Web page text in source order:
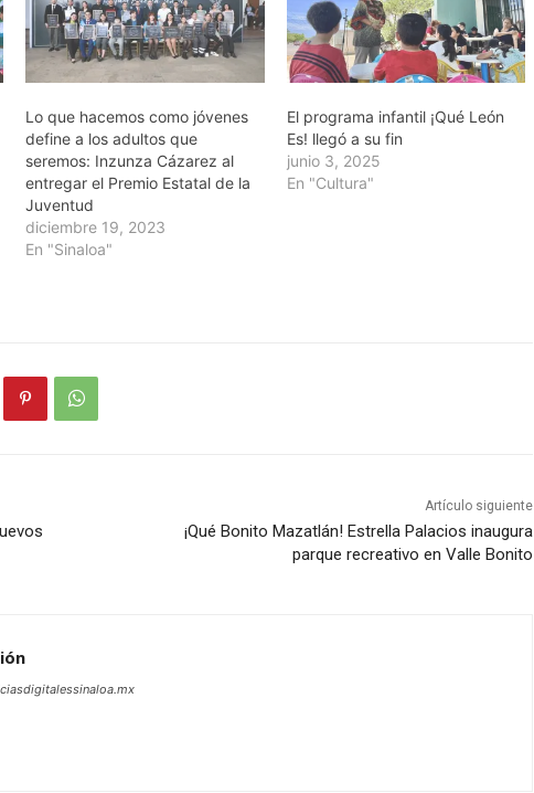
Lo que hacemos como jóvenes
define a los adultos que
seremos: Inzunza Cázarez al
entregar el Premio Estatal de la
Juventud
diciembre 19, 2023
En "Sinaloa"
El programa infantil ¡Qué León
Es! llegó a su fin
junio 3, 2025
En "Cultura"
Artículo siguiente
¡Qué Bonito Mazatlán! Estrella Palacios inaugura
parque recreativo en Valle Bonito